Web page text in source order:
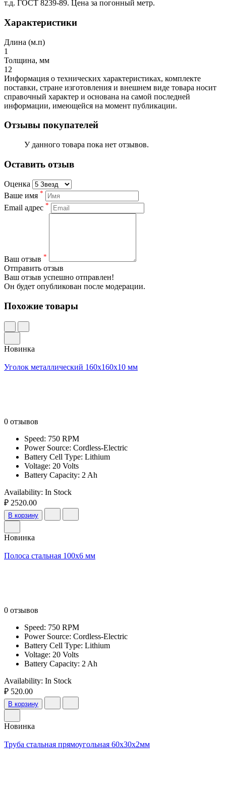
т.д. ГОСТ 8239-89. Цена за погонный метр.
Характеристики
Длина (м.п)
1
Толщина, мм
12
Информация о технических характеристиках, комплекте
поставки, стране изготовления и внешнем виде товара носит
справочный характер и основана на самой последней
информации, имеющейся на момент публикации.
Отзывы покупателей
У данного товара пока нет отзывов.
Оставить отзыв
Оценка
Ваше имя *
Email адрес *
Ваш отзыв *
Отправить отзыв
Ваш отзыв успешно отправлен!
Он будет опубликован после модерации.
Похожие товары
Новинка
Уголок металлический 160x160x10 мм
0 отзывов
Speed: 750 RPM
Power Source: Cordless-Electric
Battery Cell Type: Lithium
Voltage: 20 Volts
Battery Capacity: 2 Ah
Availability: In Stock
₽ 2520.00
В корзину
Новинка
Полоса стальная 100х6 мм
0 отзывов
Speed: 750 RPM
Power Source: Cordless-Electric
Battery Cell Type: Lithium
Voltage: 20 Volts
Battery Capacity: 2 Ah
Availability: In Stock
₽ 520.00
В корзину
Новинка
Труба стальная прямоугольная 60х30х2мм